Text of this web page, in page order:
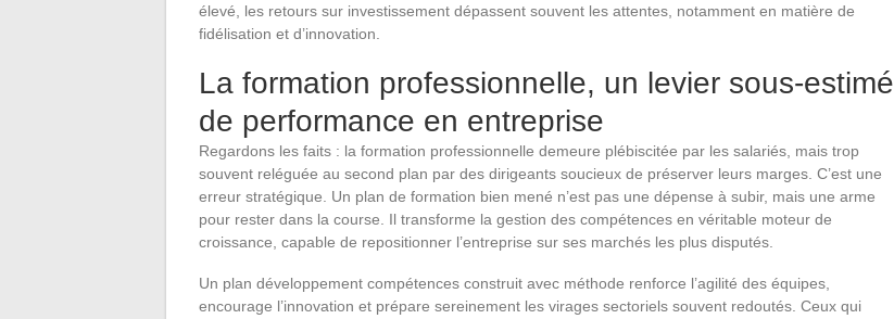
élevé, les retours sur investissement dépassent souvent les attentes, notamment en matière de
fidélisation et d’innovation.
La formation professionnelle, un levier sous-estimé
de performance en entreprise
Regardons les faits : la formation professionnelle demeure plébiscitée par les salariés, mais trop
souvent reléguée au second plan par des dirigeants soucieux de préserver leurs marges. C’est une
erreur stratégique. Un plan de formation bien mené n’est pas une dépense à subir, mais une arme
pour rester dans la course. Il transforme la gestion des compétences en véritable moteur de
croissance, capable de repositionner l’entreprise sur ses marchés les plus disputés.
Un plan développement compétences construit avec méthode renforce l’agilité des équipes,
encourage l’innovation et prépare sereinement les virages sectoriels souvent redoutés. Ceux qui